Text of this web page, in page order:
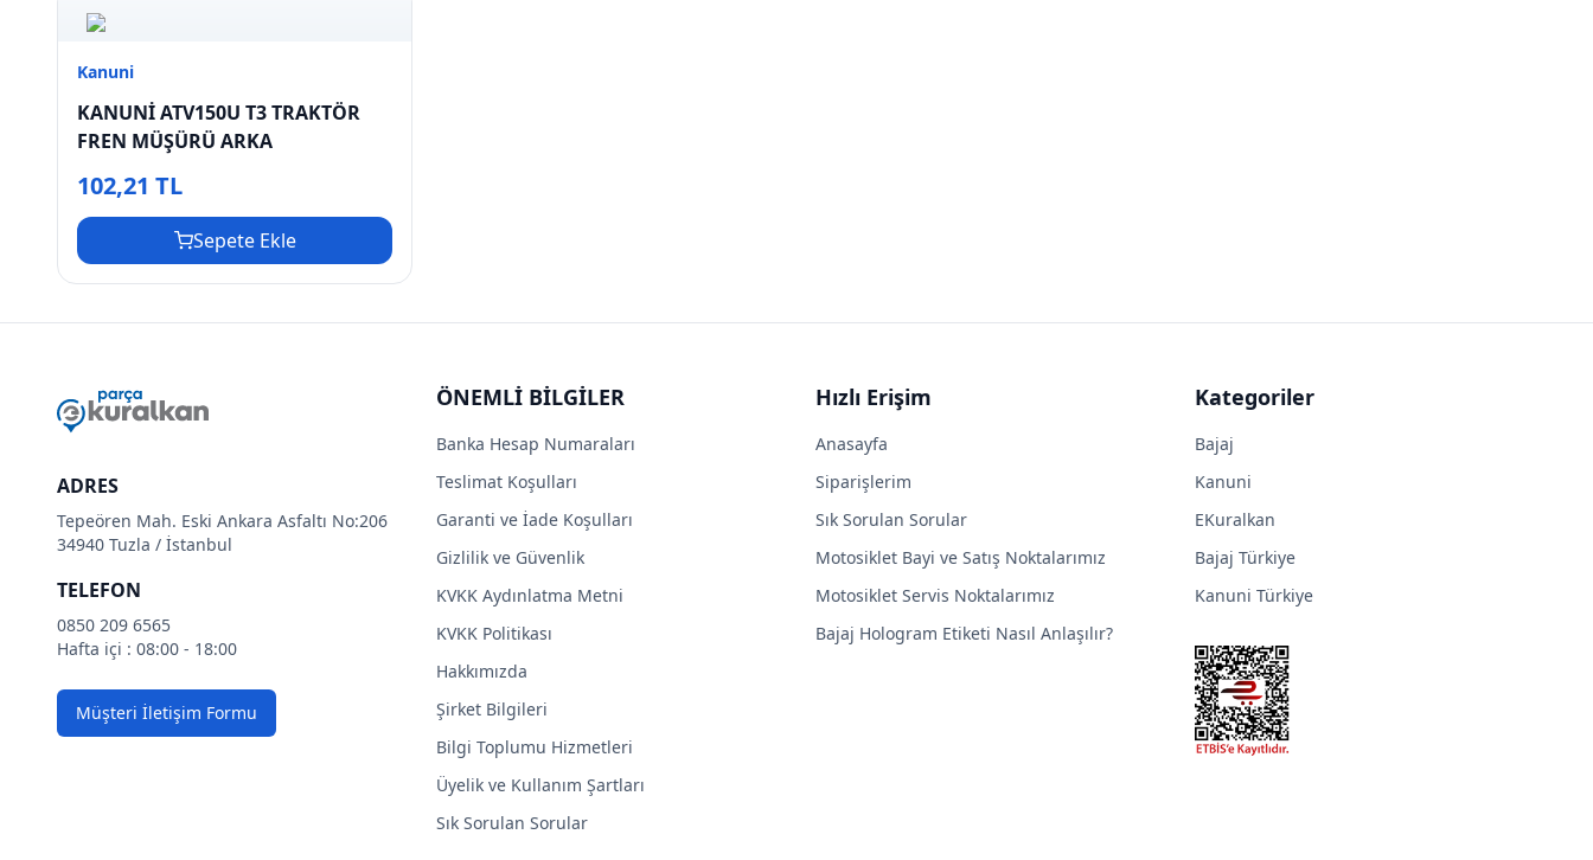
Kanuni
KANUNİ ATV150U T3 TRAKTÖR
FREN MÜŞÜRÜ ARKA
102,21 TL
Sepete Ekle
ADRES
Tepeören Mah. Eski Ankara Asfaltı No:206
34940 Tuzla / İstanbul
TELEFON
0850 209 6565
Hafta içi : 08:00 - 18:00
Müşteri İletişim Formu
ÖNEMLİ BİLGİLER
Banka Hesap Numaraları
Teslimat Koşulları
Garanti ve İade Koşulları
Gizlilik ve Güvenlik
KVKK Aydınlatma Metni
KVKK Politikası
Hakkımızda
Şirket Bilgileri
Bilgi Toplumu Hizmetleri
Üyelik ve Kullanım Şartları
Sık Sorulan Sorular
Hızlı Erişim
Anasayfa
Siparişlerim
Sık Sorulan Sorular
Motosiklet Bayi ve Satış Noktalarımız
Motosiklet Servis Noktalarımız
Bajaj Hologram Etiketi Nasıl Anlaşılır?
Kategoriler
Bajaj
Kanuni
EKuralkan
Bajaj Türkiye
Kanuni Türkiye